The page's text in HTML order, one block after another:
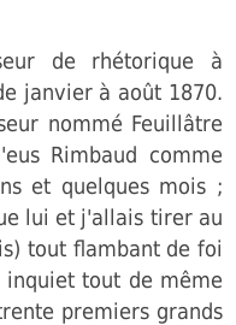
de rhétorique à
janvier à août 1870.
nommé Feuillâtre
Rimbaud comme
et quelques mois ;
lui et j'allais tirer au
tout flambant de foi
inquiet tout de même
premiers grands